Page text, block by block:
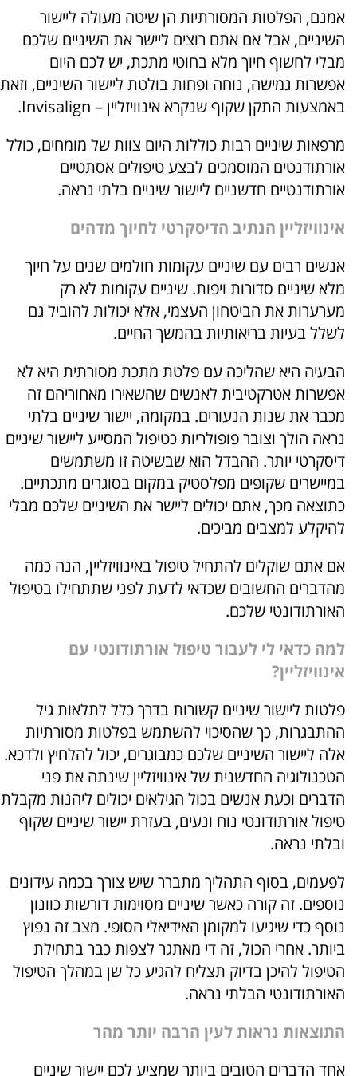
אמנם, הפלטות המסורתיות הן שיטה מעולה ליישור
השיניים, אבל אם אתם רוצים ליישר את השיניים שלכם
מבלי לחשוף חיוך מלא בחוטי מתכת, יש לכם היום
אפשרות גמישה, נוחה ופחות בולטת ליישור השיניים, וזאת
באמצעות התקן שקוף שנקרא אינוויזליין – Invisalign.
מרפאות שיניים רבות כוללות היום צוות של מומחים, כולל
אורתודנטים המוסמכים לבצע טיפולים אסתטיים
אורתודנטיים חדשניים ליישור שיניים בלתי נראה.
אינוויזליין הנתיב הדיסקרטי לחיוך מדהים
אנשים רבים עם שיניים עקומות חולמים שנים על חיוך
מלא שיניים סדורות ויפות. שיניים עקומות לא רק
מערערות את הביטחון העצמי, אלא יכולות להוביל גם
לשלל בעיות בריאותיות בהמשך החיים.
הבעיה היא שהליכה עם פלטת מתכת מסורתית היא לא
אפשרות אטרקטיבית לאנשים שהשאירו מאחוריהם זה
מכבר את שנות הנעורים. במקומה, יישור שיניים בלתי
נראה הולך וצובר פופולריות כטיפול המסייע ליישור שיניים
דיסקרטי יותר. ההבדל הוא שבשיטה זו משתמשים
במיישרים שקופים מפלסטיק במקום בסוגרים מתכתיים.
כתוצאה מכך, אתם יכולים ליישר את השיניים שלכם מבלי
להיקלע למצבים מביכים.
אם אתם שוקלים להתחיל טיפול באינוויזליין, הנה כמה
מהדברים החשובים שכדאי לדעת לפני שתתחילו בטיפול
האורתודונטי שלכם.
למה כדאי לי לעבור טיפול אורתודונטי עם
אינוויזליין?
פלטות ליישור שיניים קשורות בדרך כלל לתלאות גיל
ההתבגרות, כך שהסיכוי להשתמש בפלטות מסורתיות
אלה ליישור השיניים שלכם כמבוגרים, יכול להלחיץ ולדכא.
הטכנולוגיה החדשנית של אינוויזליין שינתה את פני
הדברים וכעת אנשים בכול הגילאים יכולים ליהנות מקבלת
טיפול אורתודונטי נוח ונעים, בעזרת יישור שיניים שקוף
ובלתי נראה.
לפעמים, בסוף התהליך מתברר שיש צורך בכמה עידונים
נוספים. זה קורה כאשר שיניים מסוימות דורשות כוונון
נוסף כדי שיגיעו למקומן האידיאלי הסופי. מצב זה נפוץ
ביותר. אחרי הכול, זה די מאתגר לצפות כבר בתחילת
הטיפול להיכן בדיוק תצליח להגיע כל שן במהלך הטיפול
האורתודונטי הבלתי נראה.
התוצאות נראות לעין הרבה יותר מהר
אחד הדברים הטובים ביותר שמציע לכם יישור שיניים